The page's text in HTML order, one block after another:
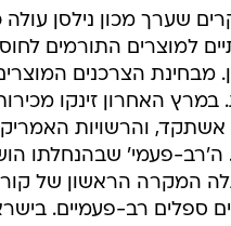
יותר פסולת / אתר רשמי,
כפה סדר ציבורי
ובזבוז. הציבור נדרש
חד-פעמיים, כמו
המשבר האפידמי הוא
חיטוי ומיגון האמיר.